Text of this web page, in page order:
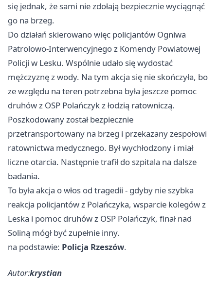
się jednak, że sami nie zdołają bezpiecznie wyciągnąć
go na brzeg.
Do działań skierowano więc policjantów Ogniwa
Patrolowo-Interwencyjnego z Komendy Powiatowej
Policji w Lesku. Wspólnie udało się wydostać
mężczyznę z wody. Na tym akcja się nie skończyła, bo
ze względu na teren potrzebna była jeszcze pomoc
druhów z OSP Polańczyk z łodzią ratowniczą.
Poszkodowany został bezpiecznie
przetransportowany na brzeg i przekazany zespołowi
ratownictwa medycznego. Był wychłodzony i miał
liczne otarcia. Następnie trafił do szpitala na dalsze
badania.
To była akcja o włos od tragedii - gdyby nie szybka
reakcja policjantów z Polańczyka, wsparcie kolegów z
Leska i pomoc druhów z OSP Polańczyk, finał nad
Soliną mógł być zupełnie inny.
na podstawie: Policja Rzeszów.
Autor:krystian